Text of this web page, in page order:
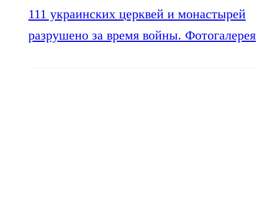
111 украинских церквей и монастырей
разрушено за время войны. Фотогалерея